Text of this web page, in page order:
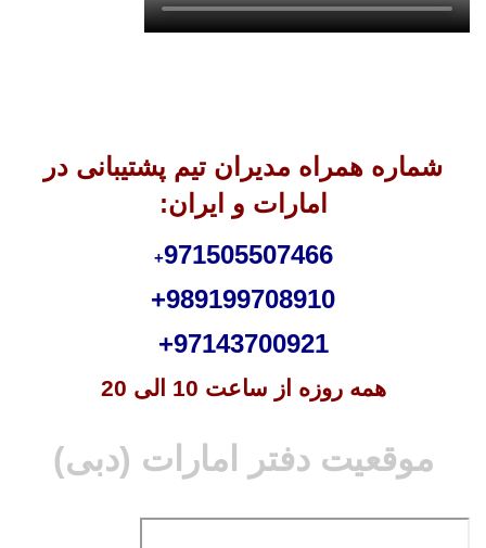
شماره همراه مدیران تیم پشتیبانی در
امارات و ایران:
971505507466
+
989199708910+
97143700921+
همه روزه از ساعت 10 الی 20
موقعیت دفتر امارات (دبی)